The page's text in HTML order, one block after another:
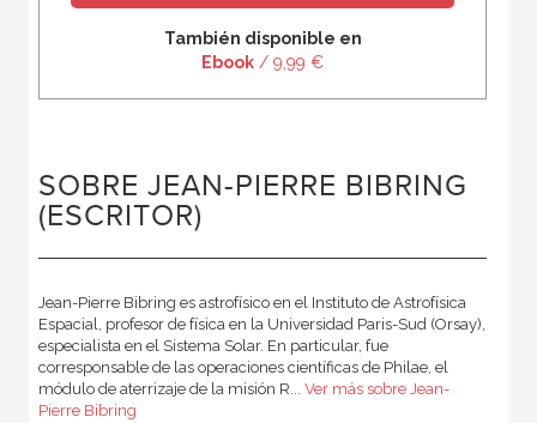
También disponible en
Ebook / 9,99 €
SOBRE JEAN-PIERRE BIBRING
(ESCRITOR)
Jean-Pierre Bibring es astrofísico en el Instituto de Astrofísica
Espacial, profesor de física en la Universidad Paris-Sud (Orsay),
especialista en el Sistema Solar. En particular, fue
corresponsable de las operaciones científicas de Philae, el
módulo de aterrizaje de la misión R... Ver más sobre Jean-
Pierre Bibring